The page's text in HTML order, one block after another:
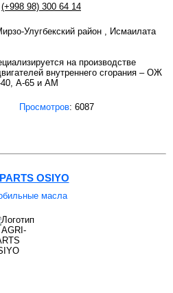
(+998 98) 300 64 14
Улугбекский район , Исмаилата
на производстве
внутреннего сгорания – ОЖ
А-65 и АМ
Просмотров: 6087
OSIYO
масла